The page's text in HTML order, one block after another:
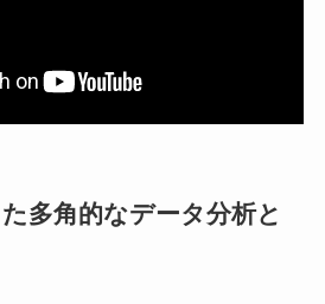
多角的なデータ分析と